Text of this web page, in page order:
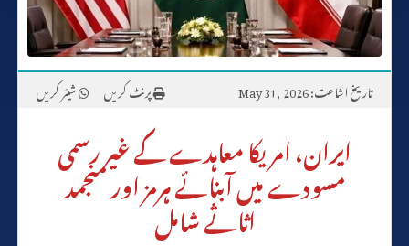
تاریخ اشاعت: May 31, 2026 پرنٹ کریں شیئر کریں
ایران، امریکا معاہدے کے غیر رسمی
مسودے میں آبنائے ہرمز اور منجمد
اثاثے شامل